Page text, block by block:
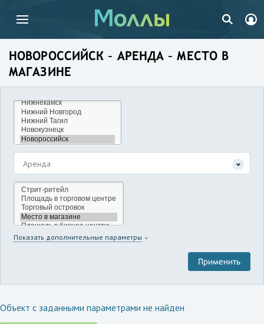
НОВОРОССИЙСК – АРЕНДА – МЕСТО В
МАГАЗИНЕ
Аренда
Показать дополнительные параметры
Объект с заданными параметрами не найден